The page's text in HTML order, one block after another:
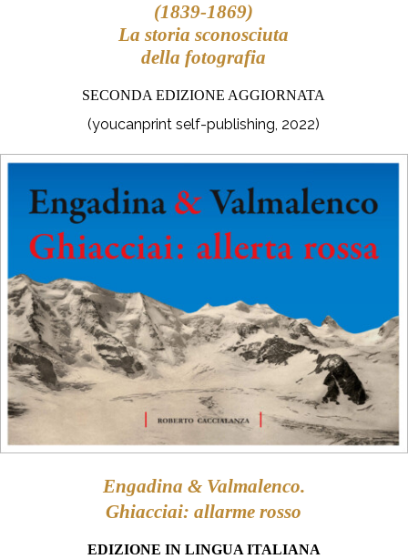
(1839-1869)
La storia sconosciuta
della fotografia
SECONDA EDIZIONE AGGIORNATA
(youcanprint self-publishing, 2022)
Engadina & Valmalenco.
Ghiacciai: allarme rosso
EDIZIONE IN LINGUA ITALIANA